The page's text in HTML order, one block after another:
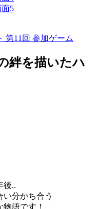
第11回 参加ゲーム
絆を描いたハ
後..
分かち合う
語です！